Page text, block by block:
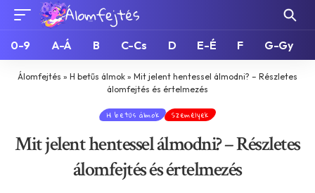
0-9 A-Á B C-Cs D E-É F G-Gy
Álomfejtés » H betűs álmok » Mit jelent hentessel álmodni? – Részletes
álomfejtés és értelmezés
H betűs álmok Személyek
Mit jelent hentessel álmodni? – Részletes
álomfejtés és értelmezés